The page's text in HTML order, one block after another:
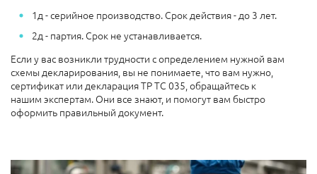
1д - серийное производство. Срок действия - до 3 лет.
2д - партия. Срок не устанавливается.
Если у вас возникли трудности с определением нужной вам
схемы декларирования, вы не понимаете, что вам нужно,
сертификат или декларация ТР ТС 035, обращайтесь к
нашим экспертам. Они все знают, и помогут вам быстро
оформить правильный документ.